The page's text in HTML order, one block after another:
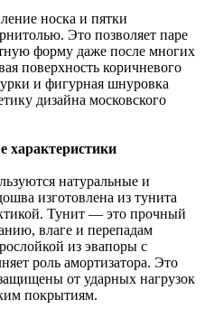
носка и пятки
Это позволяет паре
форму даже после многих
поверхность коричневого
и фигурная шнуровка
дизайна московского
характеристики
натуральные и
изготовлена из тунита
Тунит — это прочный
влаге и перепадам
из эвапоры с
роль амортизатора. Это
от ударных нагрузок
покрытиям.